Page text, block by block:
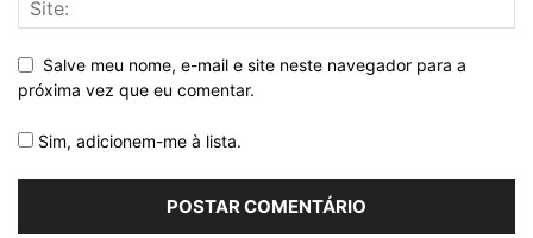
Salve meu nome, e-mail e site neste navegador para a
próxima vez que eu comentar.
Sim, adicionem-me à lista.